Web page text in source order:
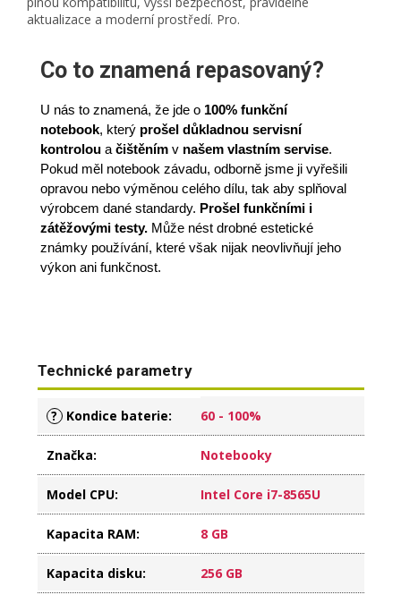
aktualizace a moderní prostředí. Pro.
Co to znamená repasovaný?
U nás to znamená, že jde o 100% funkční
notebook, který prošel důkladnou servisní
kontrolou a čištěním v našem vlastním servise.
Pokud měl notebook závadu, odborně jsme ji vyřešili
opravou nebo výměnou celého dílu, tak aby splňoval
výrobcem dané standardy. Prošel funkčními i
zátěžovými testy. Může nést drobné estetické
známky používání, které však nijak neovlivňují jeho
výkon ani funkčnost.
Technické parametry
? Kondice baterie: 60 - 100%
Značka: Notebooky
Model CPU: Intel Core i7-8565U
Kapacita RAM: 8 GB
Kapacita disku: 256 GB